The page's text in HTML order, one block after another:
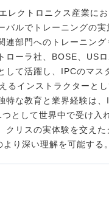
レクトロニクス産業に
バルでトレーニングの
連部門へのトレーニング
ローラ社、BOSE、US
して活躍し、IPCのマス
るインストラクターと
特な教育と業界経験は
つとして世界中で受け入
クリスの実体験を交え
り深い理解を可能する。